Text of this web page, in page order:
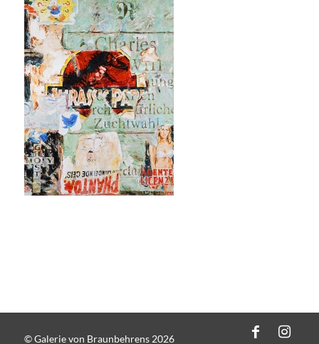
© Galerie von Braunbehrens 2026